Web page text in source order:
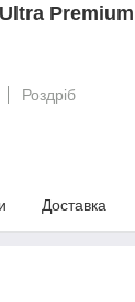
Роздріб
Доставка